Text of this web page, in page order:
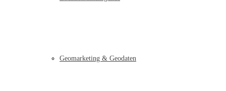
Geomarketing & Geodaten